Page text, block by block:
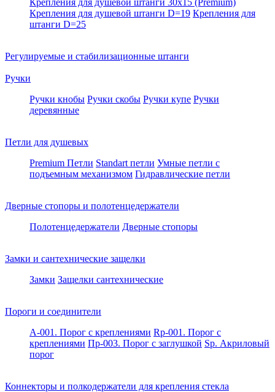
Крепления для душевой штанги 30x15 (Premium)
Крепления для душевой штанги D=19 Крепления для
штанги D=25
Регулируемые и стабилизационные штанги
Ручки
Ручки кнобы Ручки скобы Ручки купе Ручки
деревянные
Петли для душевых
Premium Петли Standart петли Умные петли c
подъемным механизмом Гидравлические петли
Дверные стопоры и полотенцедержатели
Полотенцедержатели Дверные стопоры
Замки и сантехнические защелки
Замки Защелки сантехнические
Пороги и соединители
A-001. Порог с креплениями Rp-001. Порог с
креплениями Пр-003. Порог с заглушкой Sp. Акриловый
порог
Коннекторы и полкодержатели для крепления стекла